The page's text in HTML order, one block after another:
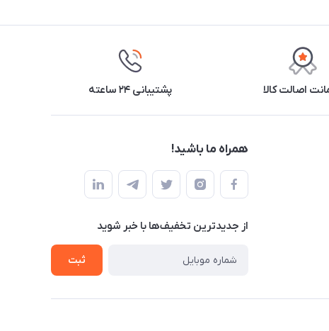
اصالت کالا پشتیبانی ۲۴ ساعته
همراه ما باشید!
از جدید‌ترین تخفیف‌ها با‌ خبر شوید
ثبت